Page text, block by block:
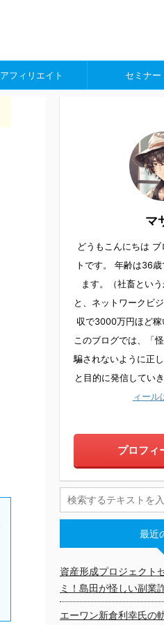
アフィリエイト セミナー
マ
どうもこんにちは
トです。 年齢は36
ます。（社畜とい
と、ネットワークビ
収で3000万円ほど稼
このブログでは、「
騙されないように正
と目的に発信していき
ィール
プロフィ
最近
資産形成プロジェクト
ミ！島田が怪しい副業
エーワン新倉利幸氏の